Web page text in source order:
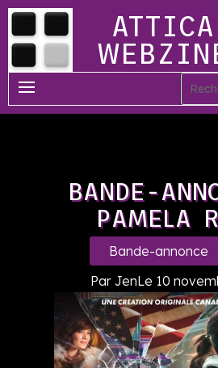
ATTICA
BANDE-
PAMELA
Bande-annonce
Par JenLe 10